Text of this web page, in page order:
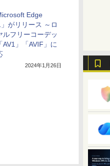
Edge
がリリース ～ロ
ルフリーコーデッ
AV1」「AVIF」に
2024年1月26日